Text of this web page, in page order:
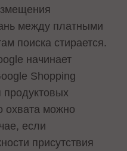
между платными
поиска стирается.
начинает
Shopping
продуктовых
охвата можно
если
присутствия